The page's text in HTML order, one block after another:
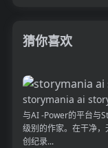
猜你喜欢
storymania ai
与AI -Power的平台与
级别的作家。在干净
创纪录...